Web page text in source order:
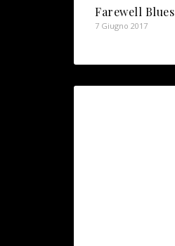
Farewell Blues
7 Giugno 2017